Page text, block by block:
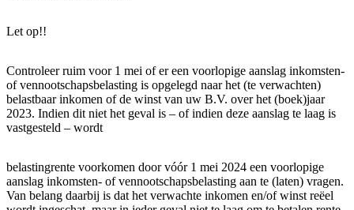
Let op!!
Controleer ruim voor 1 mei of er een voorlopige aanslag inkomsten-
of vennootschapsbelasting is opgelegd naar het (te verwachten)
belastbaar inkomen of de winst van uw B.V. over het (boek)jaar
2023. Indien dit niet het geval is – of indien deze aanslag te laag is
vastgesteld – wordt
belastingrente voorkomen door vóór 1 mei 2024 een voorlopige
aanslag inkomsten- of vennootschapsbelasting aan te (laten) vragen.
Van belang daarbij is dat het verwachte inkomen en/of winst reëel